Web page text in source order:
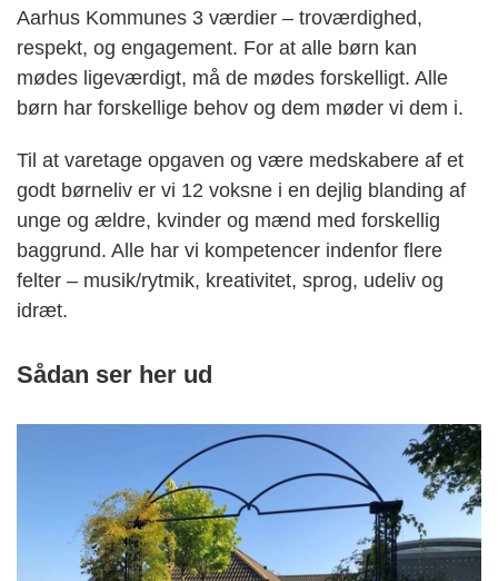
Aarhus Kommunes 3 værdier – troværdighed,
respekt, og engagement. For at alle børn kan
mødes ligeværdigt, må de mødes forskelligt. Alle
børn har forskellige behov og dem møder vi dem i.
Til at varetage opgaven og være medskabere af et
godt børneliv er vi 12 voksne i en dejlig blanding af
unge og ældre, kvinder og mænd med forskellig
baggrund. Alle har vi kompetencer indenfor flere
felter – musik/rytmik, kreativitet, sprog, udeliv og
idræt.
Sådan ser her ud